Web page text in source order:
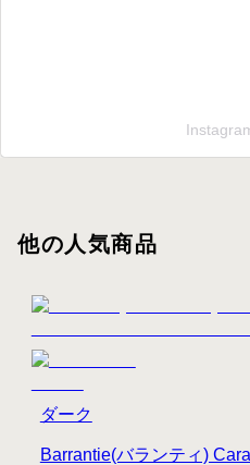
他の人気商品
Barrantie(バランティ)
ダーク